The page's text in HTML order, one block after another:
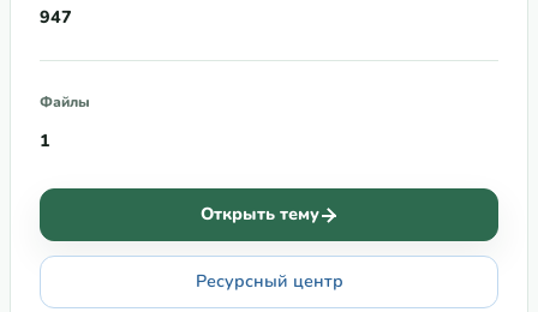
947
Файлы
1
Открыть тему
Ресурсный центр